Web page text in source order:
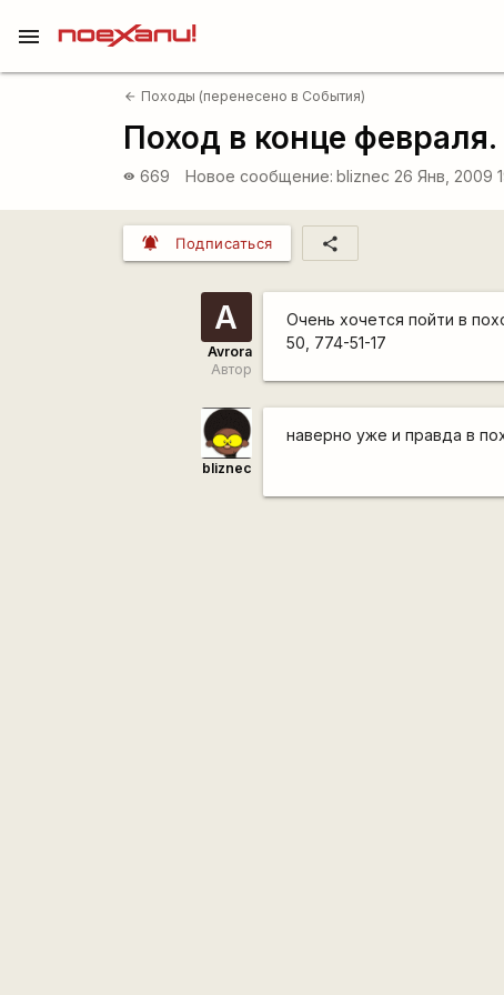
menu
arrow_back Походы (перенесено в События)
Поход в конце февраля.
visibility 669 Новое сообщение: bliznec 26 Янв, 2009
notifications_active Подписаться share
A
Avrora
Автор
Очень хочется пойти в
50, 774-51-17
bliznec
наверно уже и правда в